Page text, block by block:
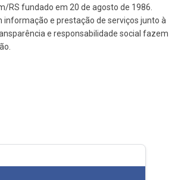
RS fundado em 20 de agosto de 1986.
informação e prestação de serviços junto à
e responsabilidade social fazem